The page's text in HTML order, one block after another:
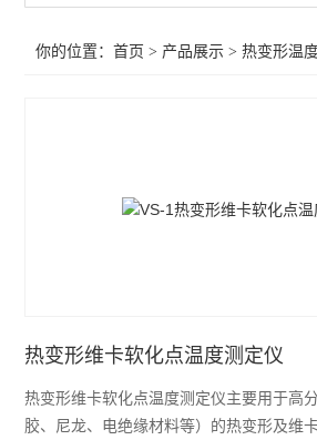
你的位置：首页 > 产品展示 >热变形温
热变形维卡软化点温度测定仪
热变形维卡软化点温度测定仪主要用于高
胶、尼龙、电绝缘材料等）的热变形及维